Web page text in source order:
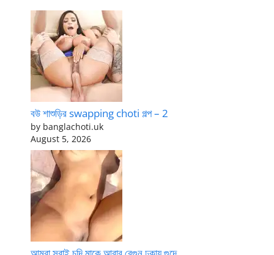
বউ শাশুড়ির swapping choti গল্প – 2
by banglachoti.uk
August 5, 2026